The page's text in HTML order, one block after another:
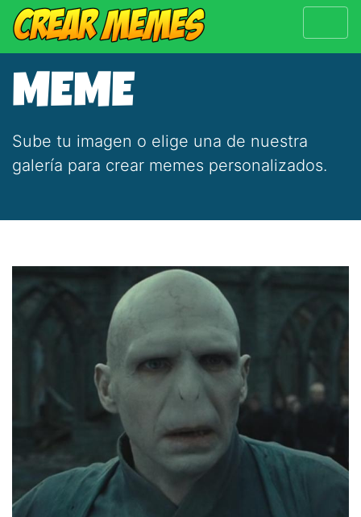
MEME
Sube tu imagen o elige una de nuestra
galería para crear memes personalizados.